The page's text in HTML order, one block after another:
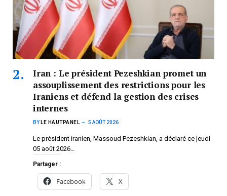
Iran : Le président Pezeshkian promet un
assouplissement des restrictions pour les
Iraniens et défend la gestion des crises
internes
BY LE HAUTPANEL 5 AOÛT 2026
Le président iranien, Massoud Pezeshkian, a déclaré ce jeudi
05 août 2026…
Partager :
Facebook X